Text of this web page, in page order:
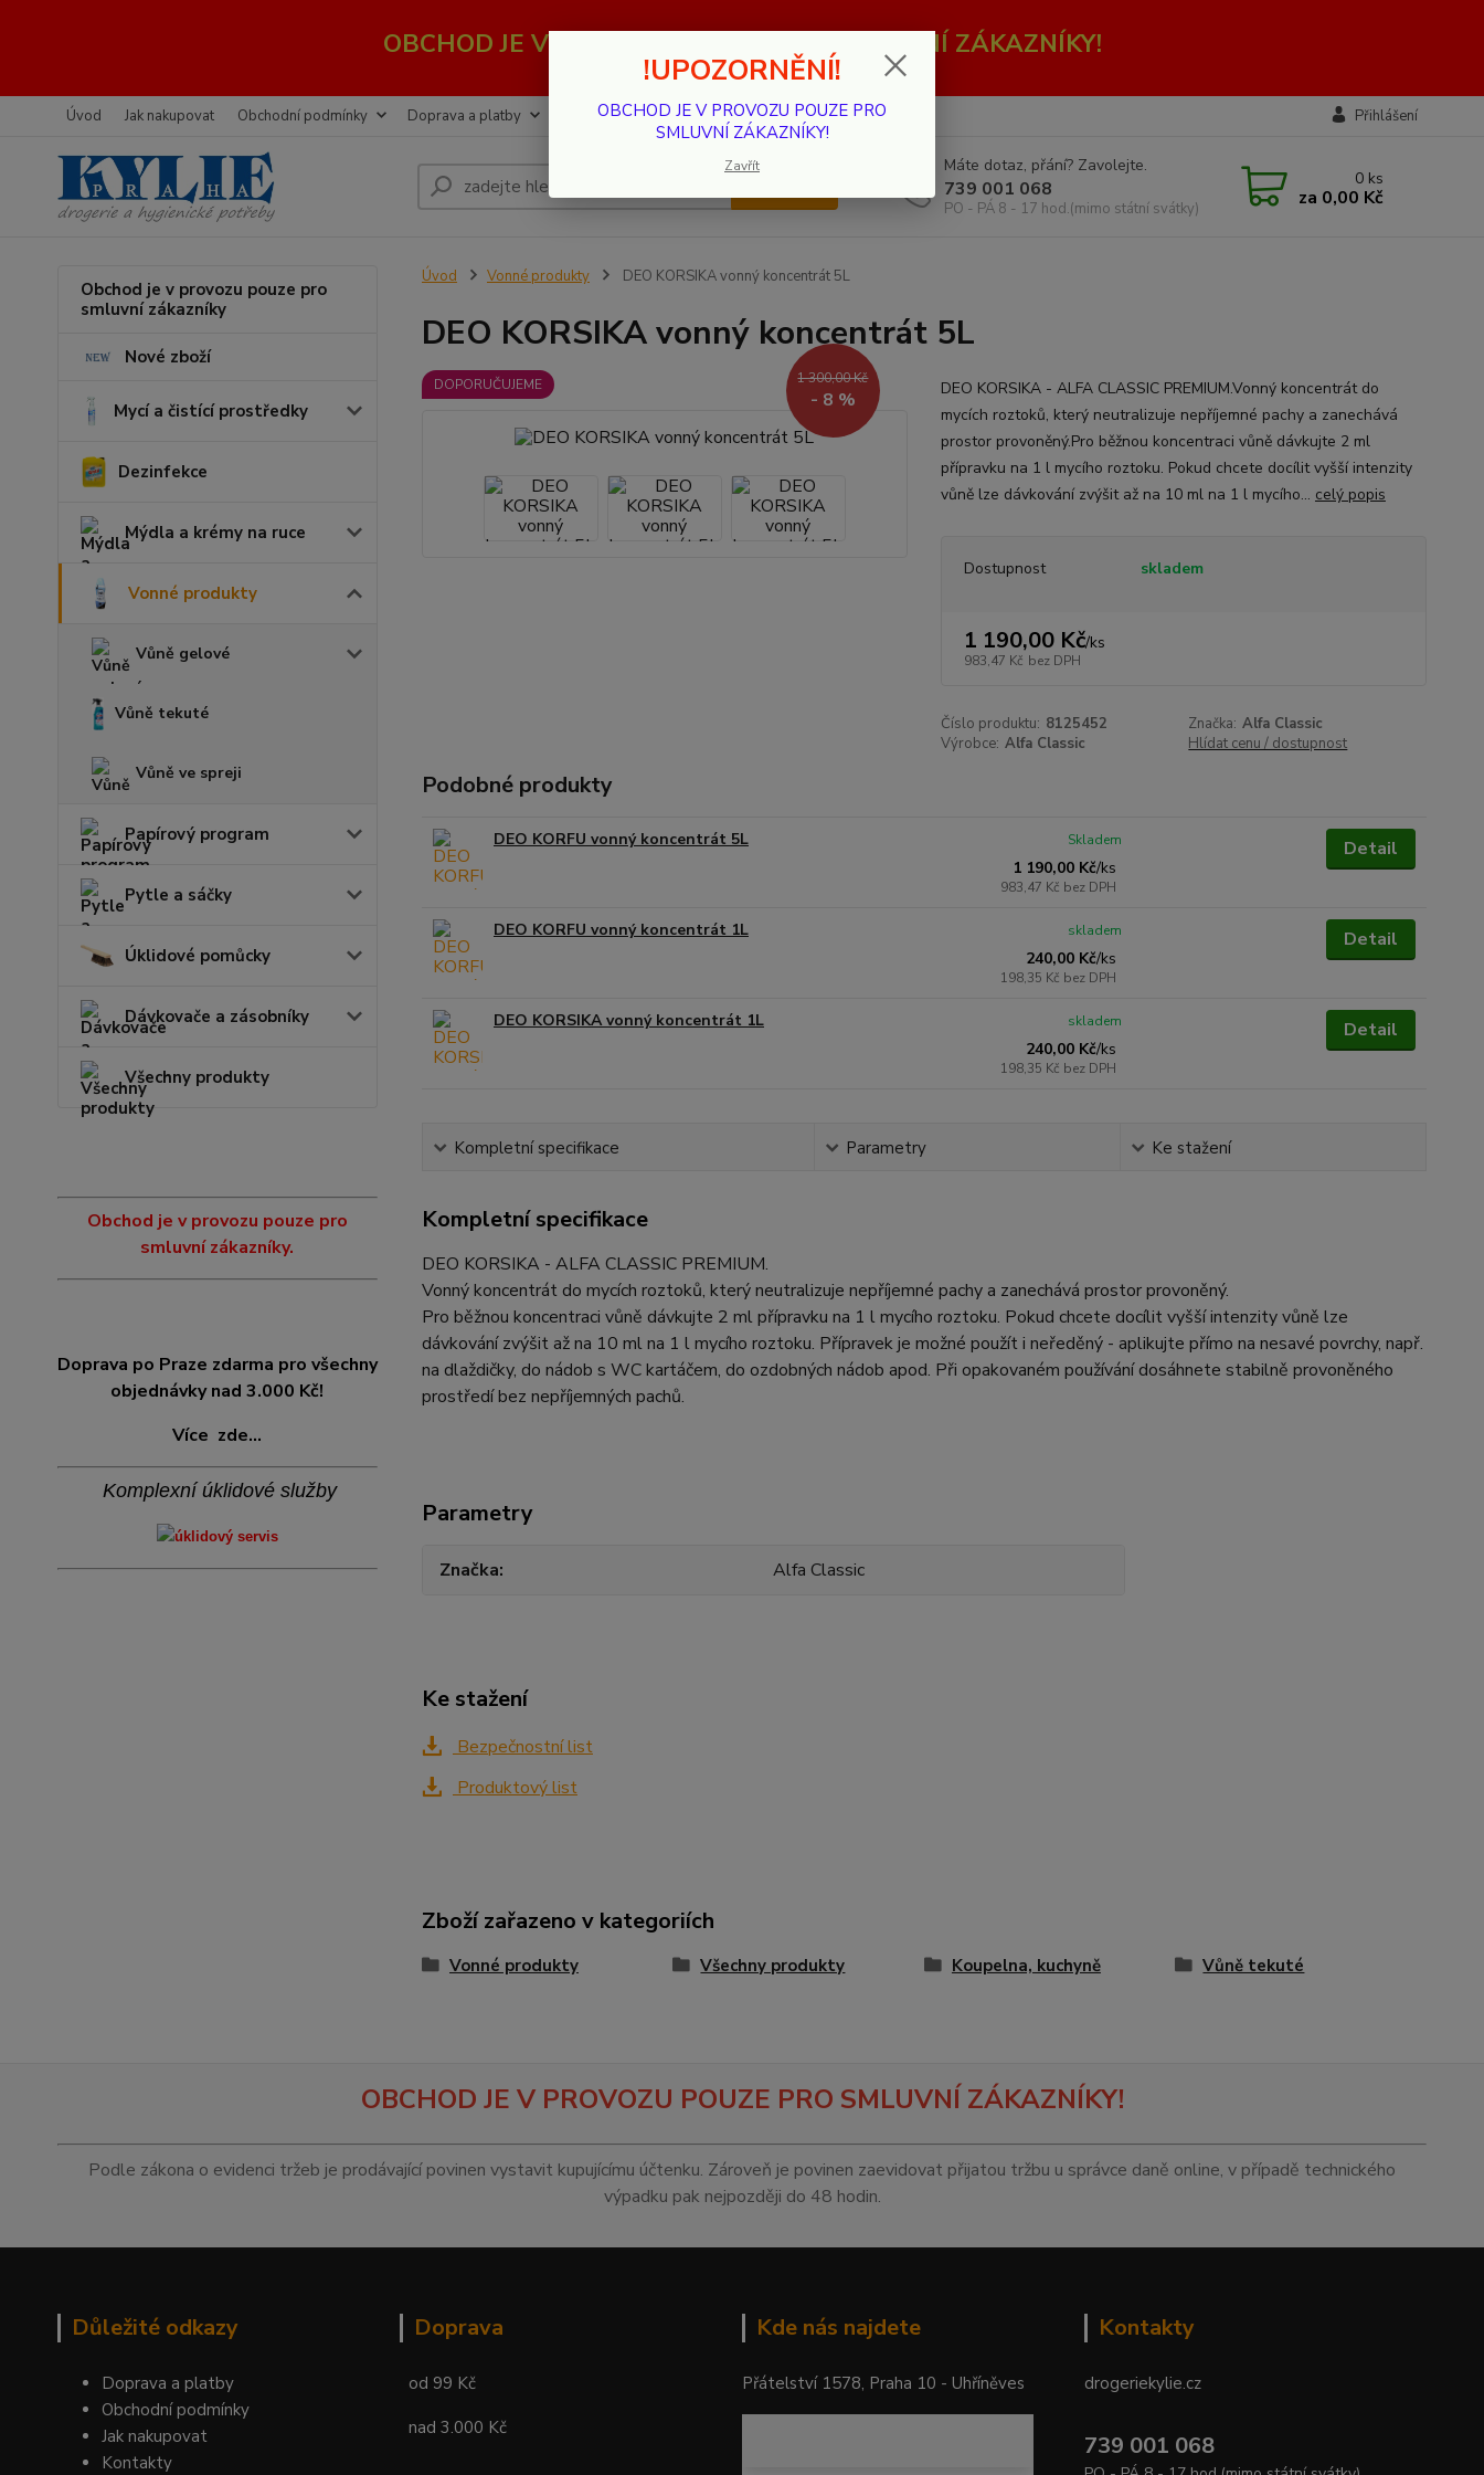
OBCHOD JE V PROVOZU POUZE PRO SMLUVNÍ ZÁKAZNÍKY!
Úvod Jak nakupovat Obchodní podmínky Doprava a platby Kontakty Přihlášení
Máte dotaz, přání? Zavolejte.
739 001 068
PO - PÁ 8 - 17 hod.(mimo státní svátky)
0 ks
za 0,00 Kč
Obchod je v provozu pouze pro
smluvní zákazníky
Nové zboží
Mycí a čistící prostředky
Dezinfekce
Mýdla a krémy na ruce
Vonné produkty
Vůně gelové
Vůně tekuté
Vůně ve spreji
Papírový program
Pytle a sáčky
Úklidové pomůcky
Dávkovače a zásobníky
Všechny produkty
Obchod je v provozu pouze pro
smluvní zákazníky.
Doprava po Praze zdarma pro všechny
objednávky nad 3.000 Kč!
Více zde...
Komplexní úklidové služby
Úvod Vonné produkty DEO KORSIKA vonný koncentrát 5L
DEO KORSIKA vonný koncentrát 5L
DOPORUČUJEME 1 300,00 Kč
- 8 %
DEO KORSIKA - ALFA CLASSIC PREMIUM.Vonný koncentrát do
mycích roztoků, který neutralizuje nepříjemné pachy a zanechává
prostor provoněný.Pro běžnou koncentraci vůně dávkujte 2 ml
přípravku na 1 l mycího roztoku. Pokud chcete docílit vyšší intenzity
vůně lze dávkování zvýšit až na 10 ml na 1 l mycího... celý popis
Dostupnost skladem
1 190,00 Kč/ks
983,47 Kč bez DPH
Číslo produktu: 8125452 Značka: Alfa Classic
Výrobce: Alfa Classic Hlídat cenu / dostupnost
Podobné produkty
DEO KORFU vonný koncentrát 5L
1 190,00 Kč/ks
983,47 Kč bez DPH
Skladem Detail
DEO KORFU vonný koncentrát 1L
240,00 Kč/ks
198,35 Kč bez DPH
skladem Detail
DEO KORSIKA vonný koncentrát 1L
240,00 Kč/ks
198,35 Kč bez DPH
skladem Detail
Kompletní specifikace Parametry Ke stažení
Kompletní specifikace
DEO KORSIKA - ALFA CLASSIC PREMIUM.
Vonný koncentrát do mycích roztoků, který neutralizuje nepříjemné pachy a zanechává prostor provoněný.
Pro běžnou koncentraci vůně dávkujte 2 ml přípravku na 1 l mycího roztoku. Pokud chcete docílit vyšší intenzity vůně lze
dávkování zvýšit až na 10 ml na 1 l mycího roztoku. Přípravek je možné použít i neředěný - aplikujte přímo na nesavé povrchy, např.
na dlaždičky, do nádob s WC kartáčem, do ozdobných nádob apod. Při opakovaném používání dosáhnete stabilně provoněného
prostředí bez nepříjemných pachů.
Parametry
Značka Alfa Classic
Ke stažení
Bezpečnostní list
Produktový list
Zboží zařazeno v kategoriích
Vonné produkty Všechny produkty Koupelna, kuchyně Vůně tekuté
OBCHOD JE V PROVOZU POUZE PRO SMLUVNÍ ZÁKAZNÍKY!
Podle zákona o evidenci tržeb je prodávající povinen vystavit kupujícímu účtenku. Zároveň je povinen zaevidovat přijatou tržbu u správce daně online, v případě technického
výpadku pak nejpozději do 48 hodin.
Důležité odkazy
Doprava a platby
Obchodní podmínky
Jak nakupovat
Kontakty
Doprava
od 99 Kč
nad 3.000 Kč
Kde nás najdete
Přátelství 1578, Praha 10 - Uhříněves
Kontakty
drogeriekylie.cz
739 001 068
!UPOZORNĚNÍ!
OBCHOD JE V PROVOZU POUZE PRO
SMLUVNÍ ZÁKAZNÍKY!
Zavřít